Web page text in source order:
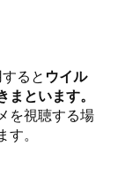
ると ウイル
といます。
を視聴する場
。